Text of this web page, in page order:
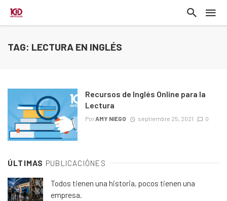
TAG: LECTURA EN INGLÉS
Recursos de Inglés Online para la
Lectura
PorAMY NIEGO septiembre 25, 2021 0
ÚLTIMAS PUBLICACIÓNES
Todos tienen una historia, pocos tienen una
empresa.